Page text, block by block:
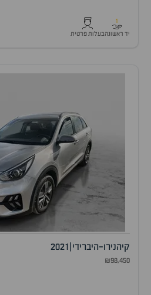
1
יד ראשונהבעלות פרטית
קיהנירו-היברידי 2021
₪98,450